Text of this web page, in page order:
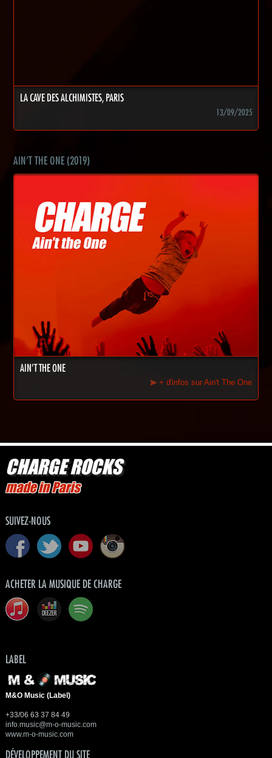
LA CAVE DES ALCHIMISTES, PARIS
13/09/2025
AIN'T THE ONE (2019)
AIN'T THE ONE
+ d'infos sur Ain't The One
CHARGE ROCKS
made in Paris
SUIVEZ-NOUS
ACHETER LA MUSIQUE DE CHARGE
LABEL
M&O Music (Label)
+33/06 63 37 84 49
info.music@m-o-music.com
www.m-o-music.com
DÉVELOPPEMENT DU SITE